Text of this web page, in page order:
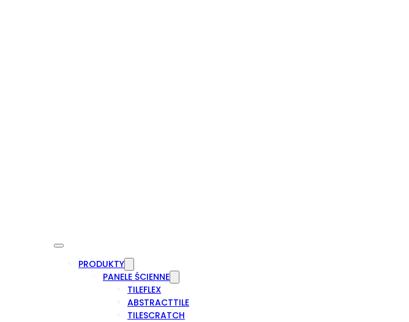
PRODUKTY
PANELE ŚCIENNE
TILEFLEX
ABSTRACTTILE
TILESCRATCH